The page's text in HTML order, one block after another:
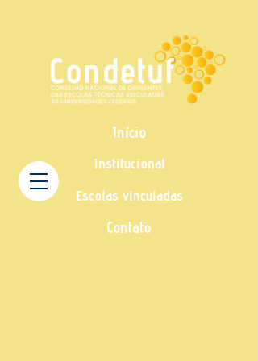
Início
Institucional
Escolas vinculadas
Contato